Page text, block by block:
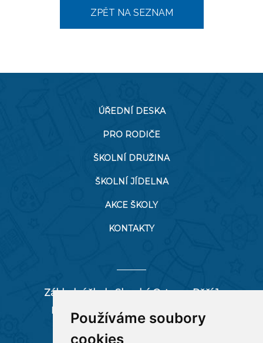
Používáme soubory
cookies
ZPĚT NA SEZNAM
ÚŘEDNÍ DESKA
PRO RODIČE
ŠKOLNÍ DRUŽINA
ŠKOLNÍ JÍDELNA
AKCE ŠKOLY
KONTAKTY
Základní škola Slezská Ostrava, Pěší 1
Pěší 66/1, 712 00 Ostrava-Muglinov